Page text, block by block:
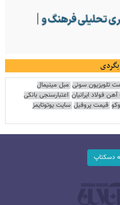
تلویزیون سونی مبل مینیمال
فولاد ایرانیان اعتبارسنجی بانکی
قیمت پروفیل سایت یوتوتایمز
دسکتاپ